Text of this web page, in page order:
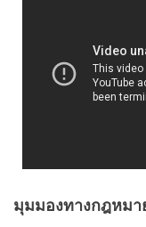
มุมมองทางกฎหมา